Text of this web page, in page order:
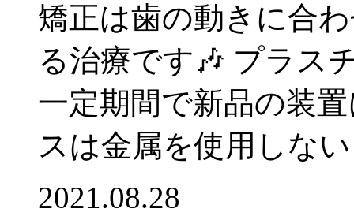
矯正は歯の動きに合
る治療です🎶 プラス
一定期間で新品の装
スは金属を使用しな
2021.08.28